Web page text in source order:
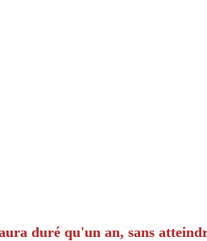
duré qu'un an, sans